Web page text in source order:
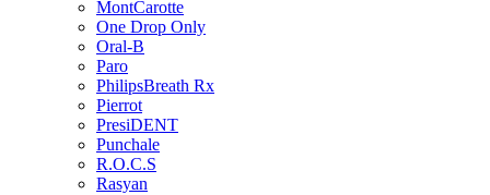
MontCarotte
One Drop Only
Oral-B
Paro
PhilipsBreath Rx
Pierrot
PresiDENT
Punchale
R.O.C.S
Rasyan